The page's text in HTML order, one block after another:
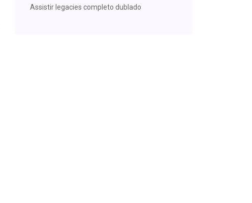
Assistir legacies completo dublado